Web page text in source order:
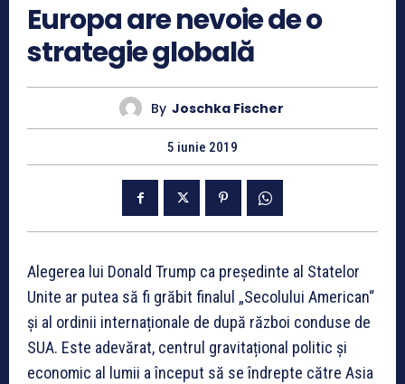
Europa are nevoie de o
strategie globală
By Joschka Fischer
5 iunie 2019
Alegerea lui Donald Trump ca președinte al Statelor
Unite ar putea să fi grăbit finalul „Secolului American“
și al ordinii internaționale de după război conduse de
SUA. Este adevărat, centrul gravitațional politic și
economic al lumii a început să se îndrepte către Asia